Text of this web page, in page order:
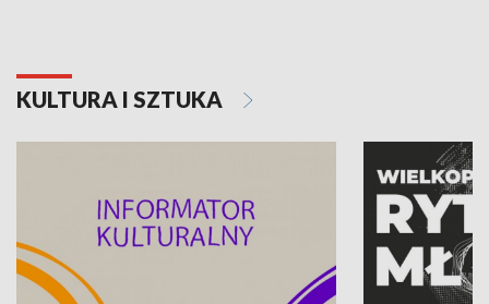
KULTURA I SZTUKA